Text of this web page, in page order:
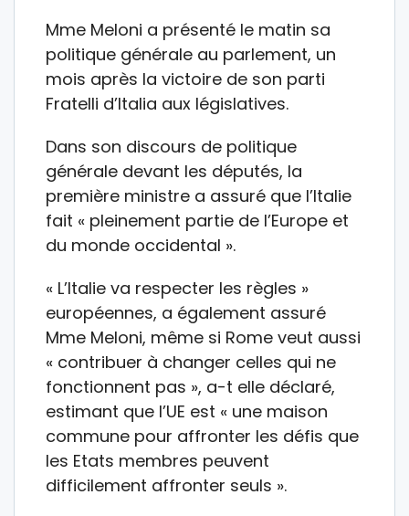
Mme Meloni a présenté le matin sa
politique générale au parlement, un
mois après la victoire de son parti
Fratelli d’Italia aux législatives.
Dans son discours de politique
générale devant les députés, la
première ministre a assuré que l’Italie
fait « pleinement partie de l’Europe et
du monde occidental ».
« L’Italie va respecter les règles »
européennes, a également assuré
Mme Meloni, même si Rome veut aussi
« contribuer à changer celles qui ne
fonctionnent pas », a-t elle déclaré,
estimant que l’UE est « une maison
commune pour affronter les défis que
les Etats membres peuvent
difficilement affronter seuls ».